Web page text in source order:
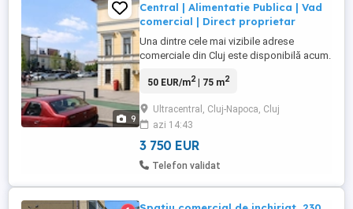
9
Central | Alimentatie Publica | Vad
comercial | Direct proprietar
Una dintre cele mai vizibile adrese
comerciale din Cluj este disponibilă acum.
Închiriați una dintre cele mai vizibile
Situat în Piața Lucian Blaga, la colț cu
strada Petru Maior, acest spațiu
beneficiază de o poziționare ...
50 EUR/m2| 75 m2
Ultracentral, Cluj-Napoca, Cluj
azi 14:43
3 750 EUR
Telefon validat